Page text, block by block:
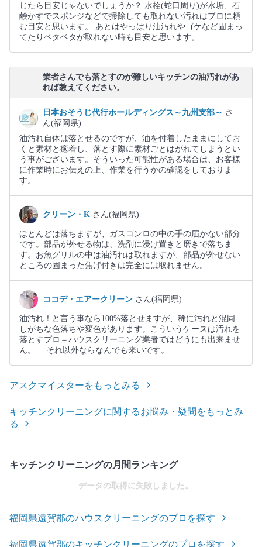
じたら目安じゃないでしょうか？ 水栓(蛇口周り)が水垢、石
鹸かすでスポンジなどで掃除しても取れない汚れはプロに頼
む目安と思います。 あとはやっぱり油汚れやゴケなど固まっ
てたりベタベタが取れない時も目安と思います。
業者さんでも落とすのが難しいキッチンの油汚れがあ
れば教えてください。
日本おそうじ代行ホールディングス～九州支部～ さ
ん(福岡県)
油汚れ自体は落とせるのですが、油を付着したままにしてお
くと素材と癒着し、落とす際に素材ごとはがれてしまうとい
う事がございます。そういった可能性がある場合は、お客様
に作業時にお伝えの上、作業を行うかの確認をしておりま
す。
クリーン・K さん(福岡県)
ほとんどは落ちますが、ガスコンロの中の手の届かない部分
です。部品が外せる物は、洗剤に浸け置きと磨きで落ちま
す。お魚グリルの中は油汚れは取れますが、部品が外せない
ところの固まった焦げ付きは完全には取れません。
ココデ・エアークリーン さん(福岡県)
油汚れ！と言う事なら100%落とせますが、稀に汚れと混同
しがちな色落ちや変色があります。こういうケースは汚れを
落とすプロ＝ハウスクリーニング業者ではどうにも出来ませ
ん。 それ以外ならなんでも来いです。
アスクマイスターをもっとみる
キッチンクリーニングに関するお悩み・疑問をもっとみ
る
キッチンクリーニングの月間ランキング
データの取得に失敗しました。
福岡県遠賀郡のハウスクリーニングのプロを探す
福岡県遠賀郡のキッチンクリーニングのプロを探す